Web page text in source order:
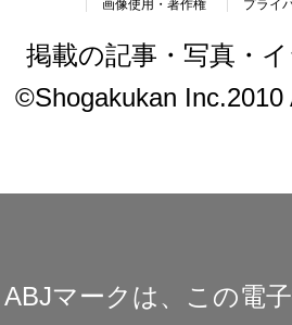
画像使用・著作権 プライ
掲載の記事・写真・
©Shogakukan Inc.2010
ABJマークは、この電